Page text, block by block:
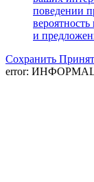
поведении
и
Сохранить
error: